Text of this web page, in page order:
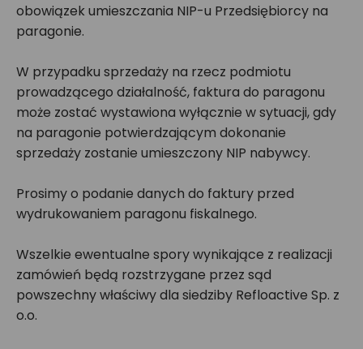
obowiązek umieszczania NIP-u Przedsiębiorcy na
paragonie.
W przypadku sprzedaży na rzecz podmiotu
prowadzącego działalność, faktura do paragonu
może zostać wystawiona wyłącznie w sytuacji, gdy
na paragonie potwierdzającym dokonanie
sprzedaży zostanie umieszczony NIP nabywcy.
Prosimy o podanie danych do faktury przed
wydrukowaniem paragonu fiskalnego.
Wszelkie ewentualne spory wynikające z realizacji
zamówień będą rozstrzygane przez sąd
powszechny właściwy dla siedziby Refloactive Sp. z
o.o.